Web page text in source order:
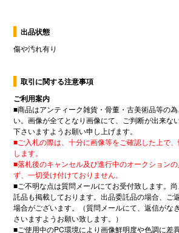
出品状態
傷や汚れ有り
取引に関する注意事項
ご利用案内
■商品はアンティーク雑貨・骨董・古美術品等の
い。画像が全てとなり画像にて、ご判断が出来な
下さいますようお願い申し上げます。
■ご入札の際は、十分に画像等をご確認した上で
します。
■落札後のキャンセル及び進行中のオークション
ず、一切受け付けておりません。
■ご不明な点は質問メールにてお受付致します。
託品も掲載しております。出品委託品の場合、ご
場合がございます。（質問メールにて、返信がな
さいますようお願い致します。）
■ご使用中のPC環境により画像鮮明度や色調に差